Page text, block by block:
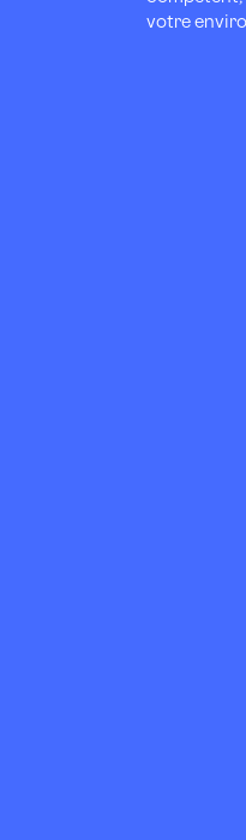
votre